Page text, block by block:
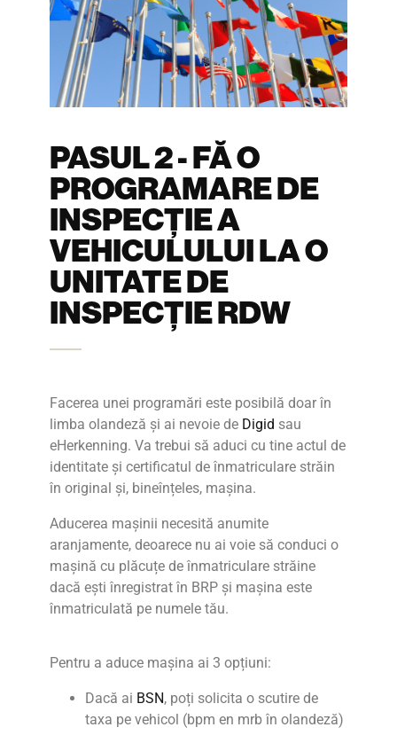
PASUL 2 - FĂ O
PROGRAMARE DE
INSPECȚIE A
VEHICULULUI LA O
UNITATE DE
INSPECȚIE RDW
Facerea unei programări este posibilă doar în
limba olandeză și ai nevoie de Digid sau
eHerkenning. Va trebui să aduci cu tine actul de
identitate și certificatul de înmatriculare străin
în original și, bineînțeles, mașina.
Aducerea mașinii necesită anumite
aranjamente, deoarece nu ai voie să conduci o
mașină cu plăcuțe de înmatriculare străine
dacă ești înregistrat în BRP și mașina este
înmatriculată pe numele tău.
Pentru a aduce mașina ai 3 opțiuni:
Dacă ai BSN, poți solicita o scutire de
taxa pe vehicol (bpm en mrb în olandeză)